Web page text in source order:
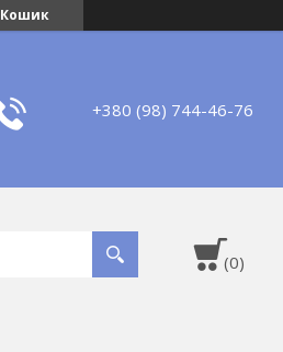
Кошик
+380 (98) 744-46-76